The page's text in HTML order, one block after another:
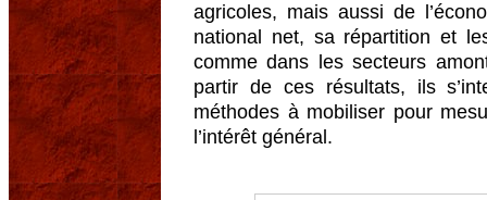
agricoles, mais aussi de
national net, sa répartition et
comme dans les secteurs
partir de ces résultats, ils
méthodes à mobiliser pour
l’intérêt général.